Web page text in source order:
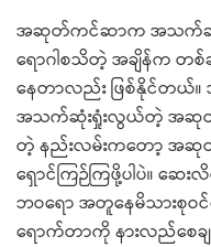
အဆုတ်ကင်ဆာက အသက်ဆုံးရှုံ
ရောဂါစသိတဲ့ အချိန်က တစ်
နေတာလည်း ဖြစ်နိုင်တယ်
အသက်ဆုံးရှုံးလွယ်တဲ့ အဆုတ်က
တဲ့ နည်းလမ်းကတော့ အဆု
ရှောင်ကြဉ်ကြဖို့ပါပဲ။ ဆ
ဘဝရော အတူနေမိသားစု
ရောက်တာကို နားလည်စေခ